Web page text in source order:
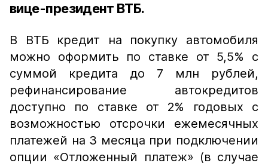
вице-президент ВТБ.
В ВТБ кредит на покупку автомобиля
можно оформить по ставке от 5,5% с
суммой кредита до 7 млн рублей,
рефинансирование автокредитов
доступно по ставке от 2% годовых с
возможностью отсрочки ежемесячных
платежей на 3 месяца при подключении
опции «Отложенный платеж» (в случае